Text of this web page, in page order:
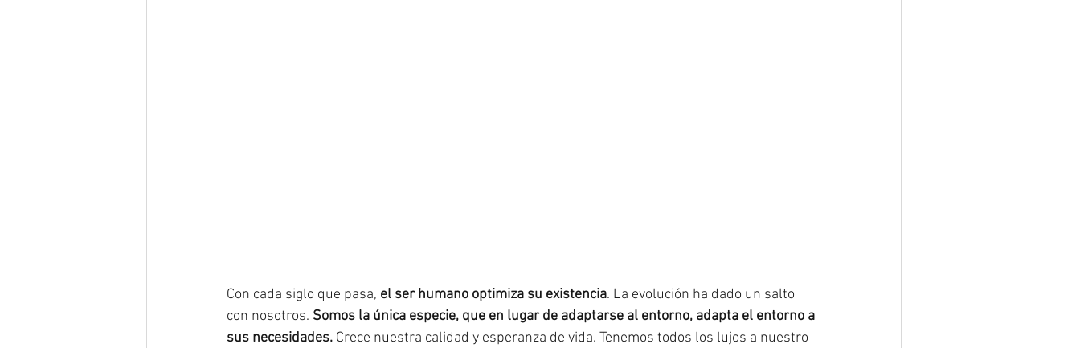
Con cada siglo que pasa, el ser humano optimiza su existencia. La evolución ha dado un salto
con nosotros. Somos la única especie, que en lugar de adaptarse al entorno, adapta el entorno a
sus necesidades. Crece nuestra calidad y esperanza de vida. Tenemos todos los lujos a nuestro